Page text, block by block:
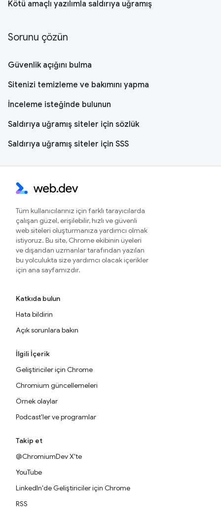
Kötü amaçlı yazılımla saldırıya uğramış
Sorunu çözün
Güvenlik açığını bulma
Sitenizi temizleme ve bakımını yapma
İnceleme isteğinde bulunun
Saldırıya uğramış siteler için sözlük
Saldırıya uğramış siteler için SSS
Tüm kullanıcılarınız için farklı tarayıcılarda
çalışan güzel, erişilebilir, hızlı ve güvenli
web siteleri oluşturmanıza yardımcı olmak
istiyoruz. Bu site, Chrome ekibinin üyeleri
ve dışarıdan uzmanlar tarafından yazılan
bu yolculukta size yardımcı olacak içerikler
için ana sayfamızdır.
Katkıda bulun
Hata bildirin
Açık sorunlara bakın
İlgili İçerik
Geliştiriciler için Chrome
Chromium güncellemeleri
Örnek olaylar
Podcast'ler ve programlar
Takip et
@ChromiumDev X'te
YouTube
LinkedIn'de Geliştiriciler için Chrome
RSS